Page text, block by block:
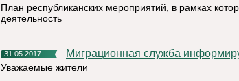
План республиканских мероприятий, в рамках
деятельность
31.05.2017 Миграционная служба
Уважаемые жители